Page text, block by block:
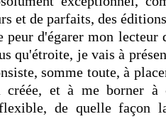
et de parfaits, des
peur d'égarer mon lecteur
qu'étroite, je vais à
somme toute, à
créée, et à me borner à
de quelle façon